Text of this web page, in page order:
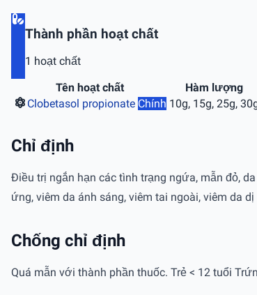
Thành phần hoạt chất
1 hoạt chất
Tên hoạt chất
Hàm lượng
Clobetasol propionate Chính 10g, 15g, 25g,
Chỉ định
Ðiều trị ngắn hạn các tình trạng ngứa, mẫn đỏ,
ứng, viêm da ánh sáng, viêm tai ngoài, viêm da
Chống chỉ định
Quá mẫn với thành phần thuốc. Trẻ < 12 tuổi